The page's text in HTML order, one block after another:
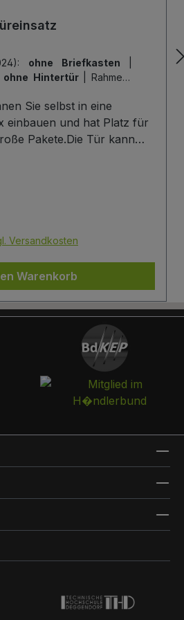
ohne Briefkasten
ohne Hintertür
Tür: Anthracite Grey
Sie selbst in eine
einbauen und hat Platz für
Pakete.Die Tür kann
und kann erst wieder mit
werden. Die Tür wird
selben Schließzylinder
an Ihrer Haustüre
mit dem selben
kann ein
werden. Die Post landet in
absperrbaren
Sie von zwei
zu Ihrem Paketfach
Sie eine Hintertür
die Farbe, die Sie für die
Aufbau ist
allerdings gibt es keine
keinen Briefkasten
HPL(High Pressure
der Firma
Bezeichnung der
sich um 5 bis 6
Versandkosten
Warenkorb